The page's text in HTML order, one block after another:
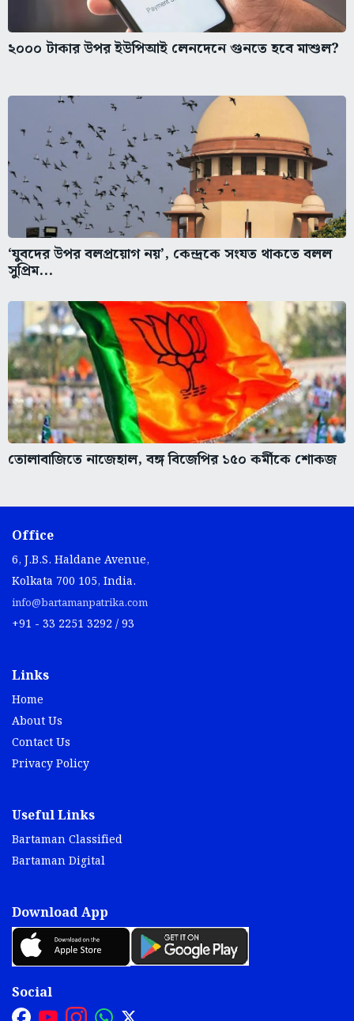
২০০০ টাকার উপর ইউপিআই লেনদেনে গুনতে হবে মাশুল?
‘যুবদের উপর বলপ্রয়োগ নয়’, কেন্দ্রকে সংযত থাকতে বলল
সুপ্রিম...
তোলাবাজিতে নাজেহাল, বঙ্গ বিজেপির ১৫০ কর্মীকে শোকজ
Office
6, J.B.S. Haldane Avenue,
Kolkata 700 105, India.
info@bartamanpatrika.com
+91 - 33 2251 3292 / 93
Links
Home
About Us
Contact Us
Privacy Policy
Useful Links
Bartaman Classified
Bartaman Digital
Download App
Social